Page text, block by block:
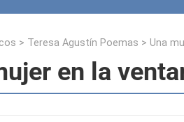
> Teresa Agustín Poemas > Una
en la